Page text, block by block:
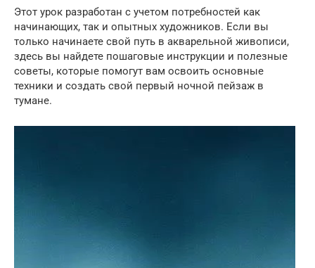
Этот урок разработан с учетом потребностей как
начинающих, так и опытных художников. Если вы
только начинаете свой путь в акварельной живописи,
здесь вы найдете пошаговые инструкции и полезные
советы, которые помогут вам освоить основные
техники и создать свой первый ночной пейзаж в
тумане.